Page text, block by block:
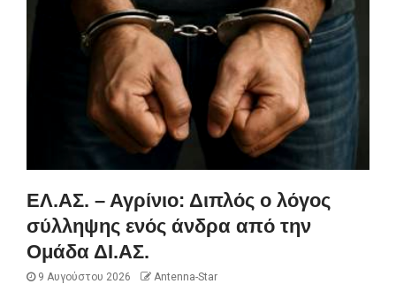
ΕΛ.ΑΣ. – Αγρίνιο: Διπλός ο λόγος
σύλληψης ενός άνδρα από την
Ομάδα ΔΙ.ΑΣ.
9 Αυγούστου 2026 Antenna-Star